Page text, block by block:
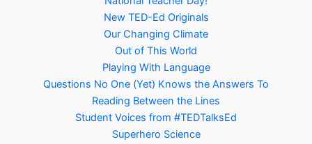
New TED-Ed Originals
Our Changing Climate
Out of This World
Playing With Language
Questions No One (Yet) Knows the Answers To
Reading Between the Lines
Student Voices from #TEDTalksEd
Superhero Science